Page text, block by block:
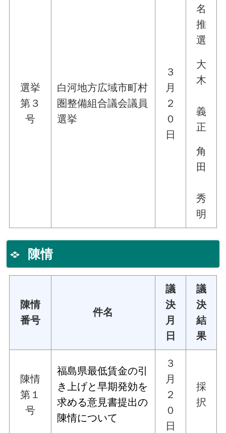
選挙
第３
号
白河地方広域市町村
圏整備組合議会議員
選挙
３
月
２
０
日
名
推
選
大
木
義
正
角
田
秀
明
陳情
陳情
番号
件名
議
決
月
日
議
決
結
果
陳情
第１
号
福島県最低賃金の引
き上げと早期発効を
求める意見書提出の
陳情について
３
月
２
０
日
採
択